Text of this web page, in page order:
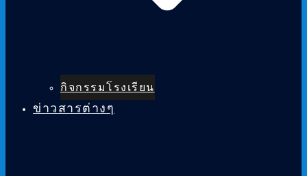
กิจกรรมโรงเรียน
ข่าวสารต่างๆ